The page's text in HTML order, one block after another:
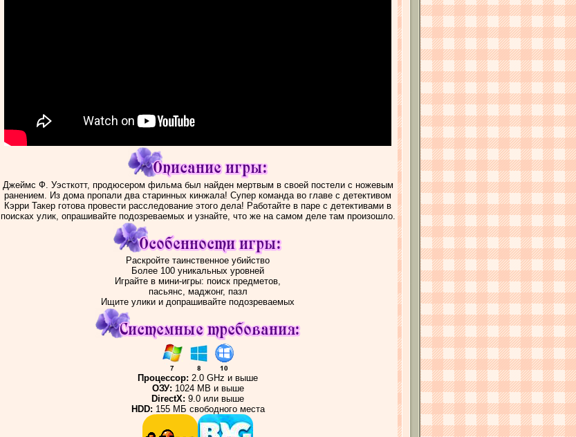
Джеймс Ф. Уэсткотт, продюсером фильма был найден мертвым в своей постели с ножевым
ранением. Из дома пропали два старинных кинжала! Супер команда во главе с детективом
Кэрри Такер готова провести расследование этого дела! Работайте в паре с детективами в
поисках улик, опрашивайте подозреваемых и узнайте, что же на самом деле там произошло.
Раскройте таинственное убийство
Более 100 уникальных уровней
Играйте в мини-игры: поиск предметов,
пасьянс, маджонг, пазл
Ищите улики и допрашивайте подозреваемых
Процессор: 2.0 GHz и выше
ОЗУ: 1024 MB и выше
DirectX: 9.0 или выше
HDD: 155 МБ свободного места